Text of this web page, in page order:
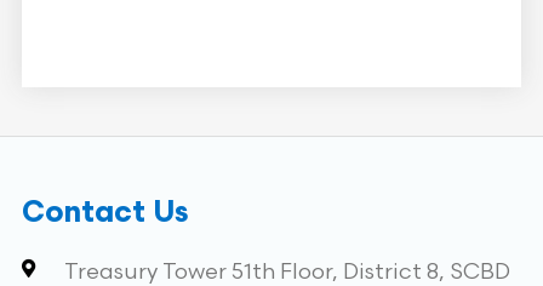
Contact Us
Treasury Tower 51th Floor, District 8, SCBD